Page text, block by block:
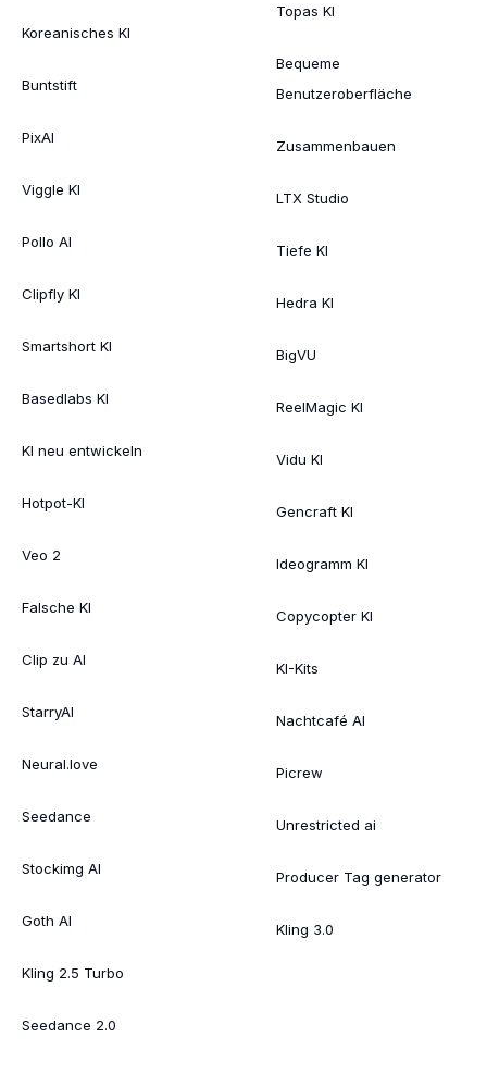
Koreanisches KI
Buntstift
PixAI
Viggle KI
Pollo AI
Clipfly KI
Smartshort KI
Basedlabs KI
KI neu entwickeln
Hotpot-KI
Veo 2
Falsche KI
Clip zu AI
StarryAI
Neural.love
Seedance
Stockimg AI
Goth AI
Kling 2.5 Turbo
Seedance 2.0
Topas KI
Bequeme
Benutzeroberfläche
Zusammenbauen
LTX Studio
Tiefe KI
Hedra KI
BigVU
ReelMagic KI
Vidu KI
Gencraft KI
Ideogramm KI
Copycopter KI
KI-Kits
Nachtcafé AI
Picrew
Unrestricted ai
Producer Tag generator
Kling 3.0